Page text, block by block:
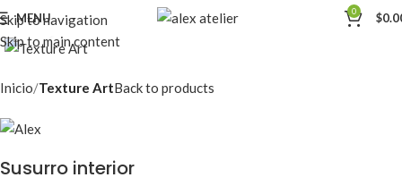
Skip to navigation
Skip to main content
MENU 0 $
Click to enlarge
Inicio Texture ArtBack to products
Susurro interior